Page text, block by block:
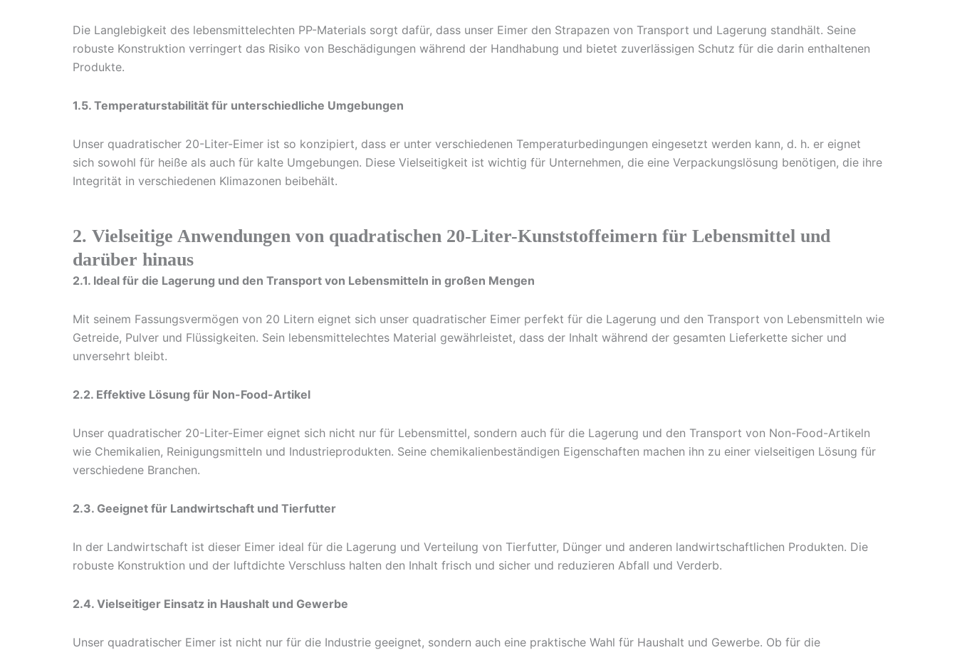
Die Langlebigkeit des lebensmittelechten PP-Materials sorgt dafür, dass unser Eimer den Strapazen von Transport und Lagerung standhält. Seine
robuste Konstruktion verringert das Risiko von Beschädigungen während der Handhabung und bietet zuverlässigen Schutz für die darin enthaltenen
Produkte.
1.5. Temperaturstabilität für unterschiedliche Umgebungen
Unser quadratischer 20-Liter-Eimer ist so konzipiert, dass er unter verschiedenen Temperaturbedingungen eingesetzt werden kann, d. h. er eignet
sich sowohl für heiße als auch für kalte Umgebungen. Diese Vielseitigkeit ist wichtig für Unternehmen, die eine Verpackungslösung benötigen, die ihre
Integrität in verschiedenen Klimazonen beibehält.
2. Vielseitige Anwendungen von quadratischen 20-Liter-Kunststoffeimern für Lebensmittel und
darüber hinaus
2.1. Ideal für die Lagerung und den Transport von Lebensmitteln in großen Mengen
Mit seinem Fassungsvermögen von 20 Litern eignet sich unser quadratischer Eimer perfekt für die Lagerung und den Transport von Lebensmitteln wie
Getreide, Pulver und Flüssigkeiten. Sein lebensmittelechtes Material gewährleistet, dass der Inhalt während der gesamten Lieferkette sicher und
unversehrt bleibt.
2.2. Effektive Lösung für Non-Food-Artikel
Unser quadratischer 20-Liter-Eimer eignet sich nicht nur für Lebensmittel, sondern auch für die Lagerung und den Transport von Non-Food-Artikeln
wie Chemikalien, Reinigungsmitteln und Industrieprodukten. Seine chemikalienbeständigen Eigenschaften machen ihn zu einer vielseitigen Lösung für
verschiedene Branchen.
2.3. Geeignet für Landwirtschaft und Tierfutter
In der Landwirtschaft ist dieser Eimer ideal für die Lagerung und Verteilung von Tierfutter, Dünger und anderen landwirtschaftlichen Produkten. Die
robuste Konstruktion und der luftdichte Verschluss halten den Inhalt frisch und sicher und reduzieren Abfall und Verderb.
2.4. Vielseitiger Einsatz in Haushalt und Gewerbe
Unser quadratischer Eimer ist nicht nur für die Industrie geeignet, sondern auch eine praktische Wahl für Haushalt und Gewerbe. Ob für die